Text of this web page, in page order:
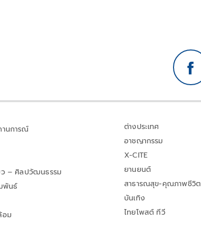
านการณ์
ว – ศิลปวัฒนธรรม
พันธ์
อม
ต่างประเทศ
อาชญากรรม
X-CITE
ยานยนต์
สาธารณสุข-คุณภาพชีวิต
บันเทิง
ไทยโพสต์ ทีวี